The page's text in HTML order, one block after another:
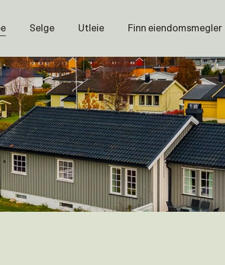
Selge Utleie Finn eiendomsmegler